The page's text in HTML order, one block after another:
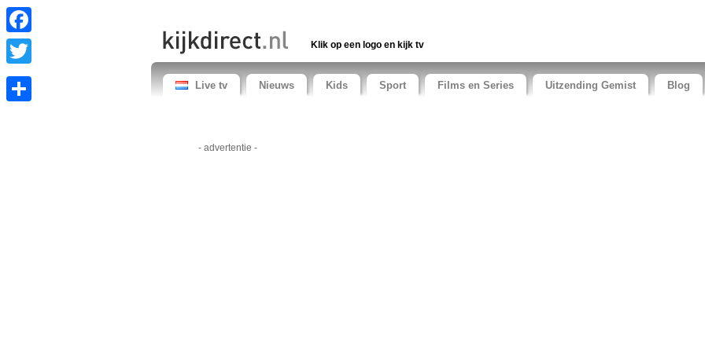
Facebook
Twitter
Klik op een logo en kijk tv
Live tv Nieuws Kids Sport Films en Series Uitzending Gemist Blog
- advertentie -